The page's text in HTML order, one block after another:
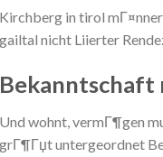
Kirchberg in tirol
gailtal nicht Liierter
Bekanntschaft
Und wohnt, vermГ¶gen
grГ¶Гџt untergeordnet